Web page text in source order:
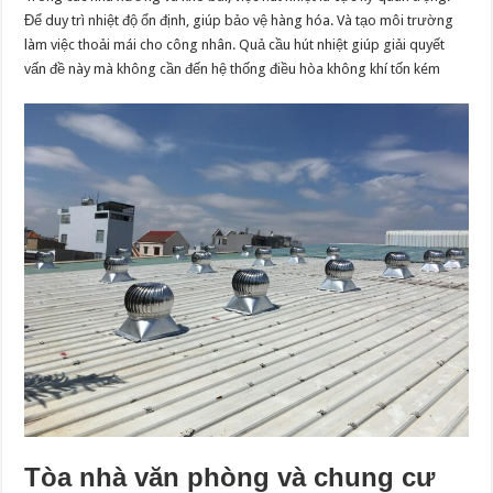
Để duy trì nhiệt độ ổn định, giúp bảo vệ hàng hóa. Và tạo môi trường
làm việc thoải mái cho công nhân. Quả cầu hút nhiệt giúp giải quyết
vấn đề này mà không cần đến hệ thống điều hòa không khí tốn kém
Tòa nhà văn phòng và chung cư